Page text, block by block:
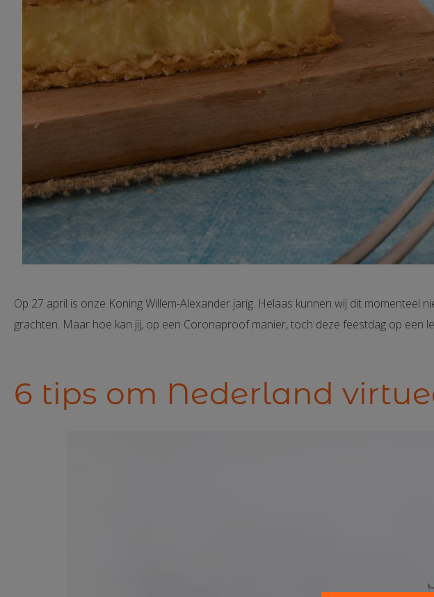
Op 27 april is onze Koning Willem-Alexander jarig. Helaas kunnen wij dit
grachten. Maar hoe kan jij, op een Coronaproof manier, toch deze feestdag op een
6 tips om Nederland